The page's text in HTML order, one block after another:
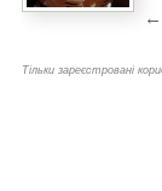
←
Тільки зареєстровані